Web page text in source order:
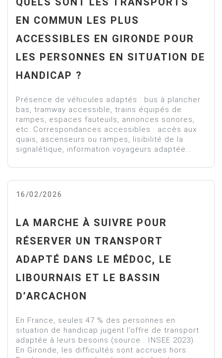
EN COMMUN LES PLUS
ACCESSIBLES EN GIRONDE POUR
LES PERSONNES EN SITUATION DE
HANDICAP ?
Présence de véhicules adaptés : bus à plancher
bas, tramway accessible, trains équipés de
rampes, espaces fauteuils, annonces sonores,
etc. Correspondances accessibles : accès aux
quais, ascenseurs ou rampes, lisibilité de la
signalétique, information voyageurs adaptée...
16/02/2026
LA MARCHE À SUIVRE POUR
RÉSERVER UN TRANSPORT
ADAPTÉ DANS LE MÉDOC, LE
LIBOURNAIS ET LE BASSIN
D’ARCACHON
En France, seules 47 % des personnes en
situation de handicap jugent l’offre de transport
adaptée à leurs besoins (source : INSEE 2023).
En Gironde, les difficultés sont accrues hors